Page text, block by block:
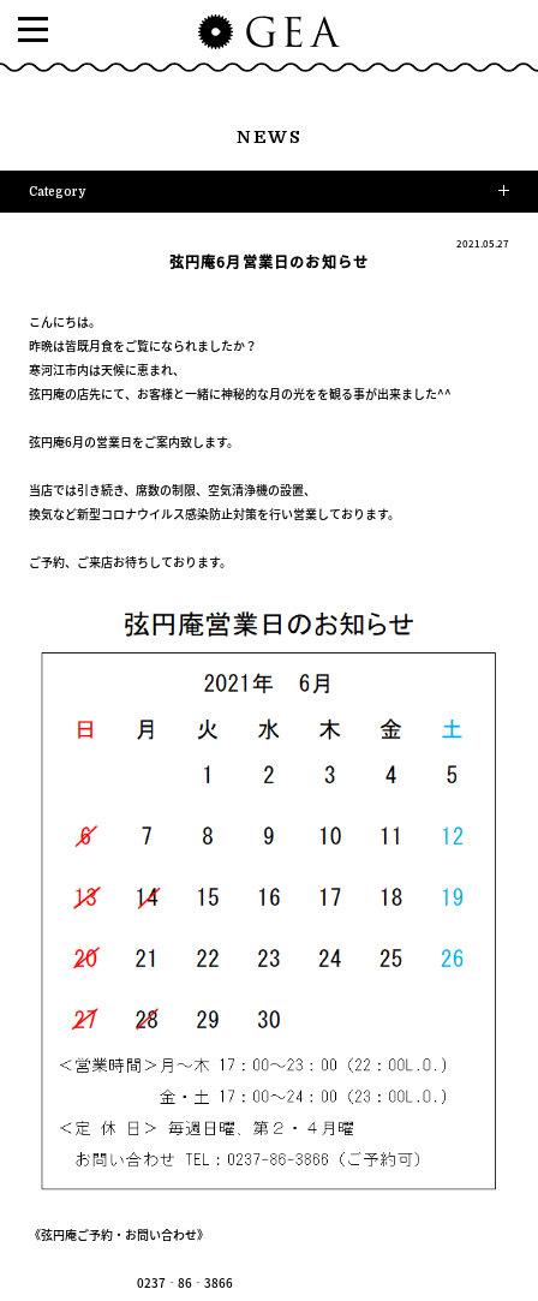
NEWS
Category
2021.05.27
弦円庵6月営業日のお知らせ
こんにちは。
昨晩は皆既月食をご覧になられましたか？
寒河江市内は天候に恵まれ、
弦円庵の店先にて、お客様と一緒に神秘的な月の光をを観る事が出来ました^^
弦円庵6月の営業日をご案内致します。
当店では引き続き、席数の制限、空気清浄機の設置、
換気など新型コロナウイルス感染防止対策を行い営業しております。
ご予約、ご来店お待ちしております。
《弦円庵ご予約・お問い合わせ》
0237‐86‐3866